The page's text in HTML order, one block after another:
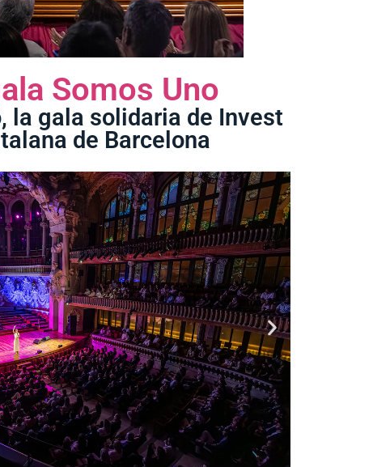
Somos Uno
la gala solidaria de Invest
de Barcelona